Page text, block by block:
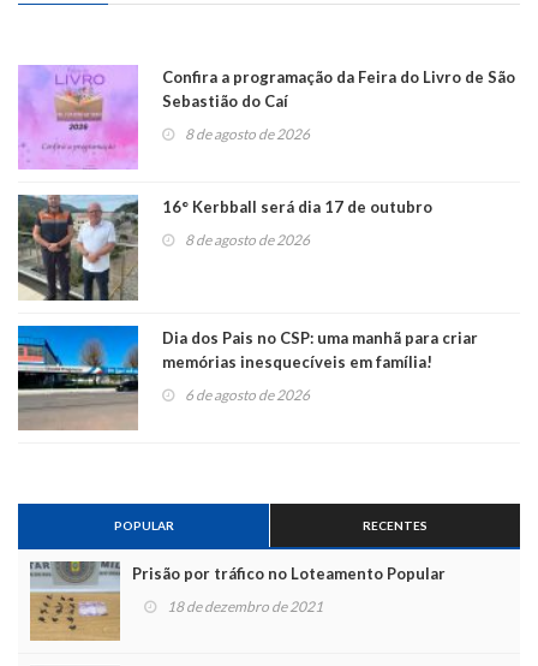
Confira a programação da Feira do Livro de São
Sebastião do Caí
8 de agosto de 2026
16° Kerbball será dia 17 de outubro
8 de agosto de 2026
Dia dos Pais no CSP: uma manhã para criar
memórias inesquecíveis em família!
6 de agosto de 2026
POPULAR RECENTES
Prisão por tráfico no Loteamento Popular
18 de dezembro de 2021